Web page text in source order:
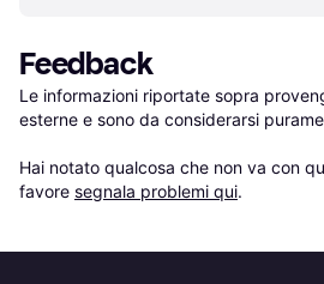
Feedback
Le informazioni riportate sopra
esterne e sono da considerarsi
Hai notato qualcosa che non va con
favore segnala problemi qui.